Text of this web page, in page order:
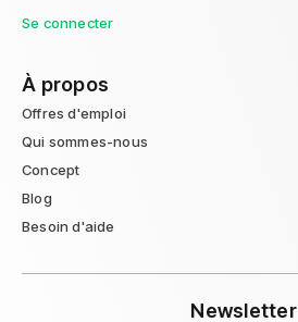
Se connecter
À propos
Offres d'emploi
Qui sommes-nous
Concept
Blog
Besoin d'aide
Newsletter